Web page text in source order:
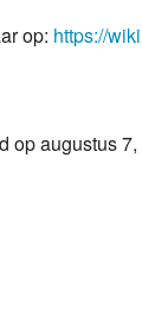
op: https://
op augustus 7,